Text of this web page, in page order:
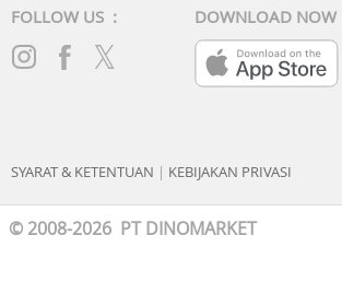
FOLLOW US : DOWNLOAD
SYARAT & KETENTUAN | KEBIJAKAN PRIVASI
© 2008-2026 PT DINOMARKET